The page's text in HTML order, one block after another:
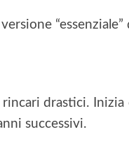
drastici.
successivi.